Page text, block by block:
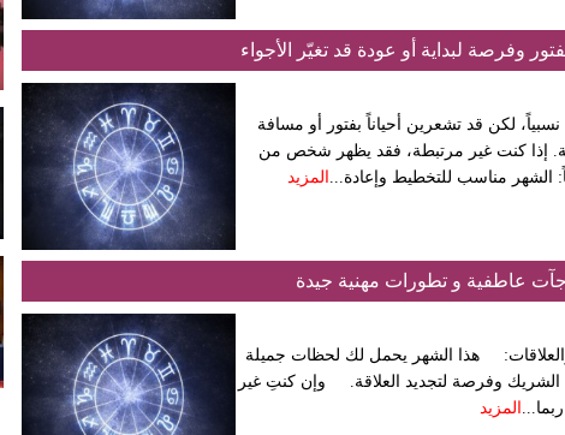
وفرصة لبداية أو عودة قد تغيّر الأجواء
لكن قد تشعرين أحياناً بفتور أو مسافة
إذا كنت غير مرتبطة، فقد يظهر شخص من
الشهر مناسب للتخطيط وإعادة... المزيد
عاطفية و تطورات مهنية جيدة
أبريل إلى 20 مايو) – أغسطس 2025 الحب والعلاقات: هذا الشهر يحمل لك لحظات جميلة
وفرصة لتجديد العلاقة. وإن كنتِ غير
المزيد